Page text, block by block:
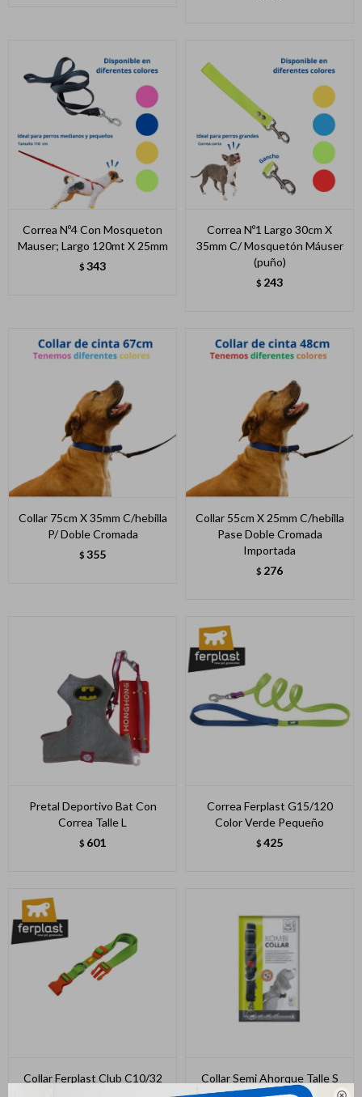

Correa Nº4 Con Mosqueton
Mauser; Largo 120mt X 25mm
$ 343
Correa Nº1 Largo 30cm X
35mm C/ Mosquetón Máuser
(puño)
$ 243
Collar 75cm X 35mm C/hebilla
P/ Doble Cromada
$ 355
Collar 55cm X 25mm C/hebilla
Pase Doble Cromada
Importada
$ 276
Pretal Deportivo Bat Con
Correa Talle L
$ 601
Correa Ferplast G15/120
Color Verde Pequeño
$ 425
Collar Ferplast Club C10/32
Collar Semi Ahorque Talle S